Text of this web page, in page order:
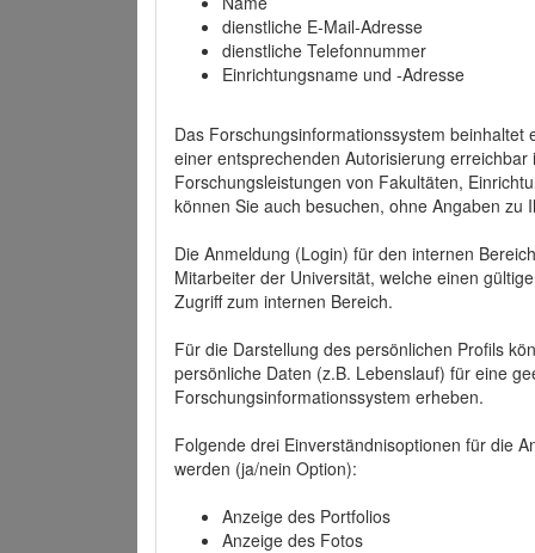
dienstliche E-Mail-Adresse
dienstliche Telefonnummer
Einrichtungsname und -Adresse
Das Forschungsinformationssystem beinhaltet
einer entsprechenden Autorisierung
Forschungsleistungen von Fakultäten,
können Sie auch besuchen, ohne Angaben zu
Die Anmeldung (Login) für den internen
Mitarbeiter der Universität, welche einen
Zugriff zum internen Bereich.
Für die Darstellung des persönlichen Profils
persönliche Daten (z.B. Lebenslauf) für eine
Forschungsinformationssystem erheben.
Folgende drei Einverständnisoptionen für die
werden (ja/nein Option):
Anzeige des Portfolios
Anzeige des Fotos